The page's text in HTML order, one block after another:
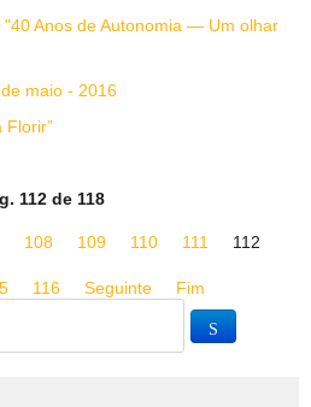
"40 Anos de Autonomia — Um olhar
maio - 2016
Florir”
112 de 118
108 109 110 111 112
116 Seguinte Fim